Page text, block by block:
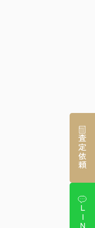
査定依頼